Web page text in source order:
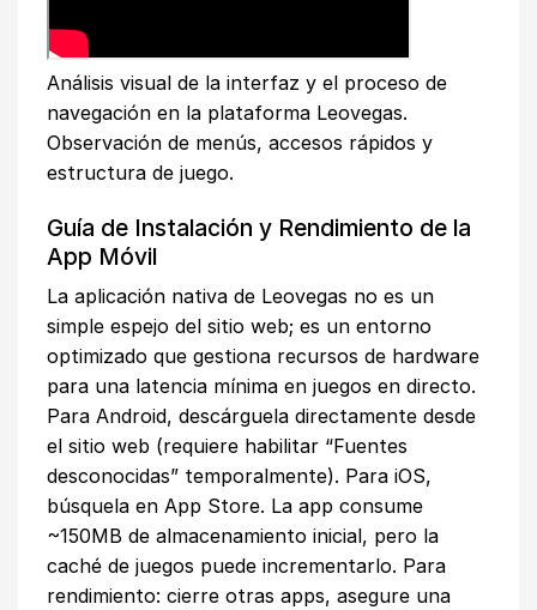
Análisis visual de la interfaz y el proceso de
navegación en la plataforma Leovegas.
Observación de menús, accesos rápidos y
estructura de juego.
Guía de Instalación y Rendimiento de la
App Móvil
La aplicación nativa de Leovegas no es un
simple espejo del sitio web; es un entorno
optimizado que gestiona recursos de hardware
para una latencia mínima en juegos en directo.
Para Android, descárguela directamente desde
el sitio web (requiere habilitar “Fuentes
desconocidas” temporalmente). Para iOS,
búsquela en App Store. La app consume
~150MB de almacenamiento inicial, pero la
caché de juegos puede incrementarlo. Para
rendimiento: cierre otras apps, asegure una